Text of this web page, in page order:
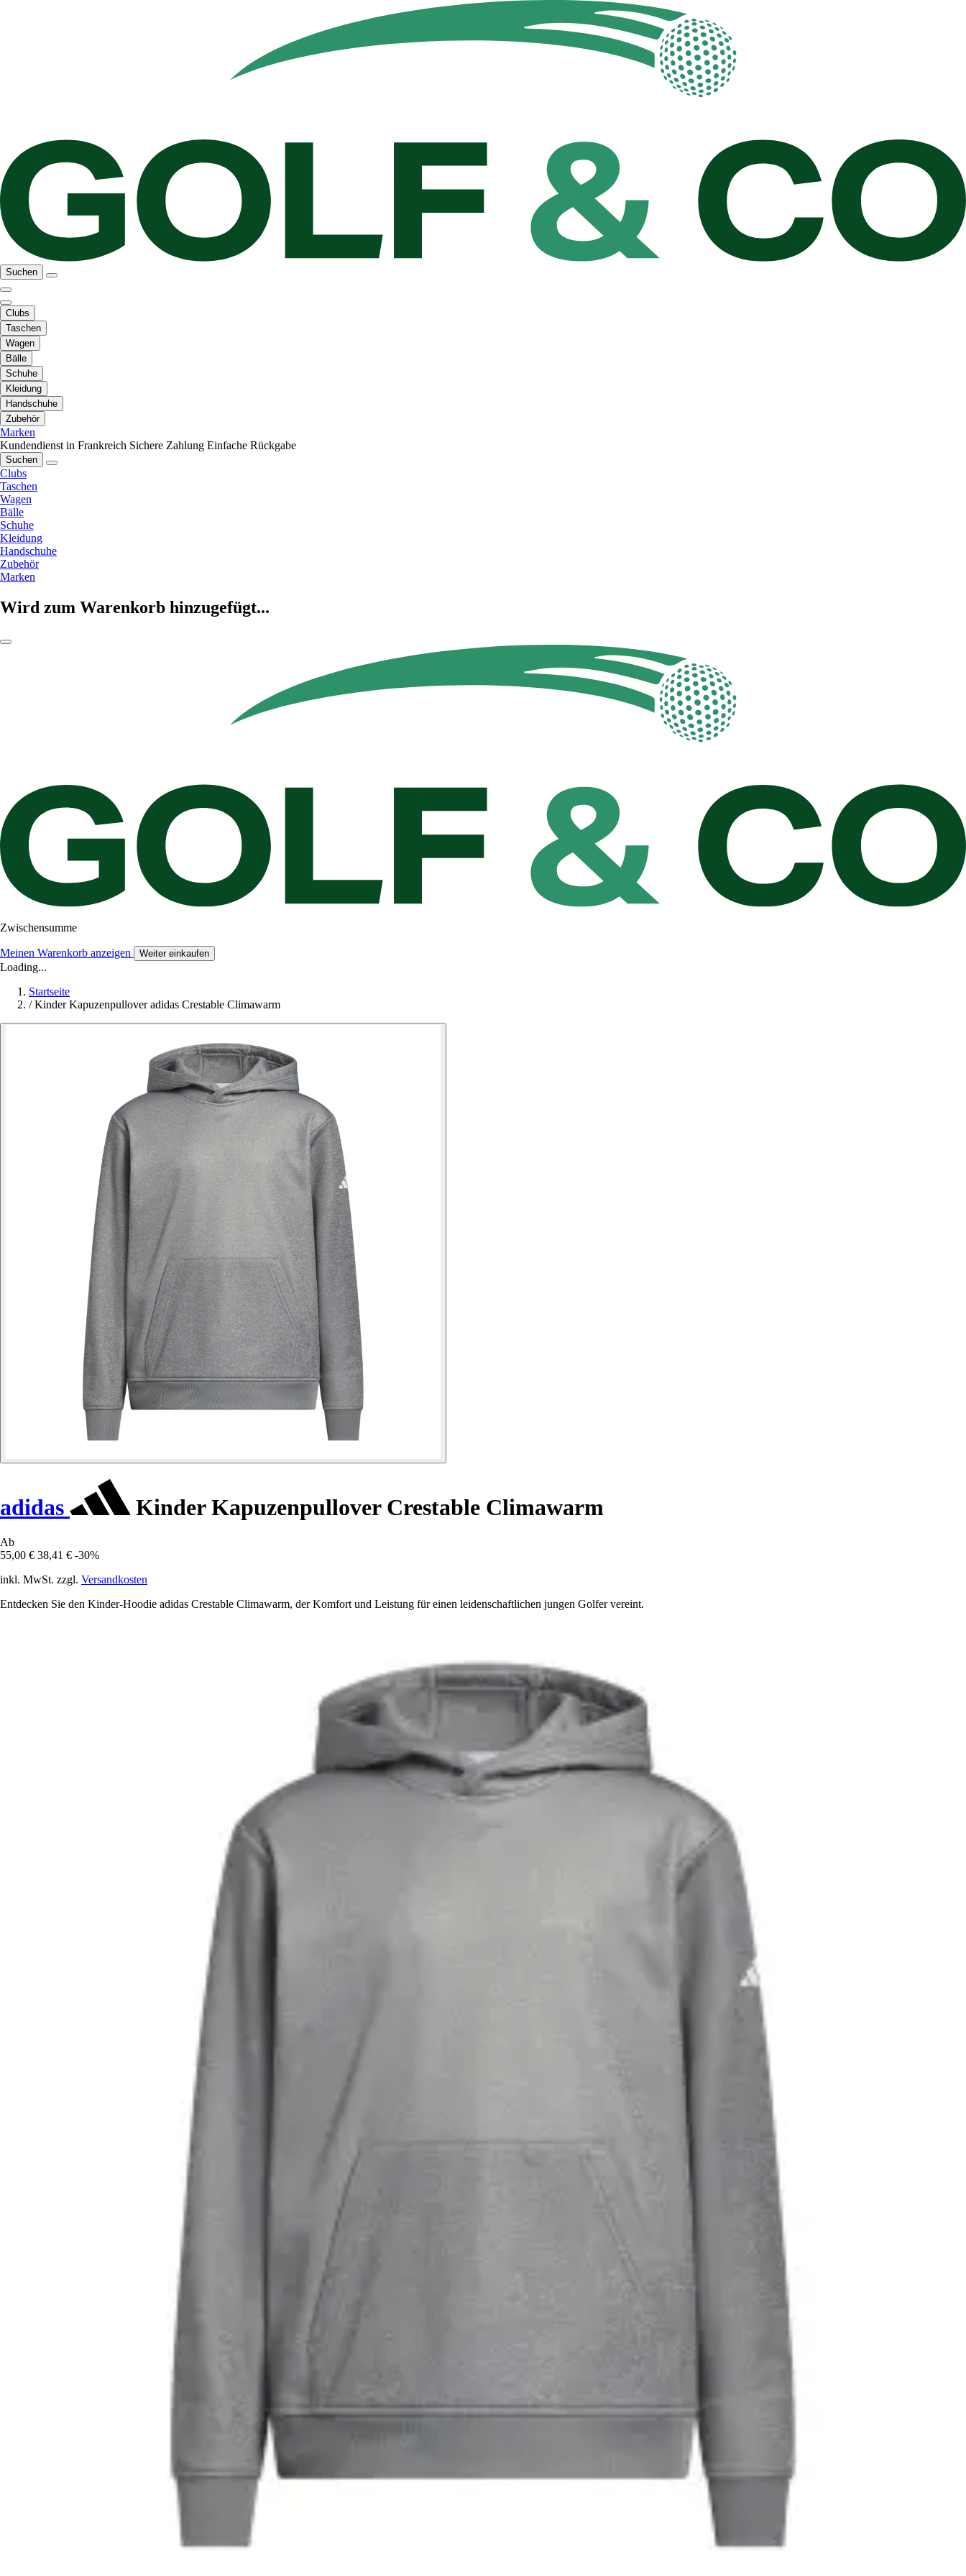
Suchen
Clubs
Taschen
Wagen
Bälle
Schuhe
Kleidung
Handschuhe
Zubehör
Marken
Kundendienst in Frankreich Sichere Zahlung Einfache Rückgabe
Suchen
Clubs
Taschen
Wagen
Bälle
Schuhe
Kleidung
Handschuhe
Zubehör
Marken
Wird zum Warenkorb hinzugefügt...
Zwischensumme
Meinen Warenkorb anzeigen Weiter einkaufen
Loading...
Startseite
/ Kinder Kapuzenpullover adidas Crestable Climawarm
adidas Kinder Kapuzenpullover Crestable Climawarm
Ab
55,00 € 38,41 € -30%
inkl. MwSt. zzgl. Versandkosten
Entdecken Sie den Kinder-Hoodie adidas Crestable Climawarm, der Komfort und Leistung für einen leidenschaftlichen jungen Golfer vereint.